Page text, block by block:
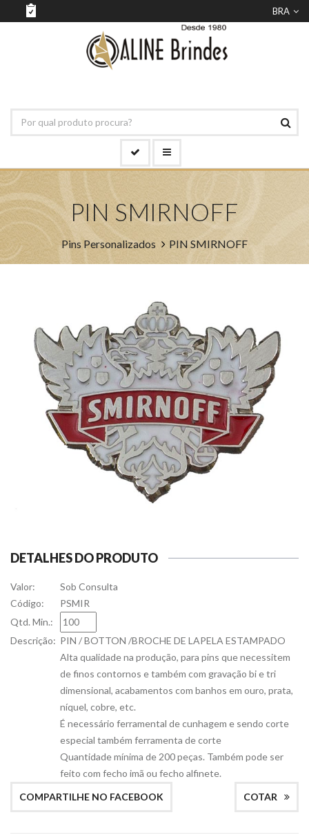
BRA
PIN SMIRNOFF
Pins Personalizados PIN SMIRNOFF
DETALHES DO PRODUTO
Valor:
Sob Consulta
Código:
PSMIR
Qtd. Min.:
Descrição: PIN / BOTTON /BROCHE DE LAPELA ESTAMPADO
Alta qualidade na produção, para pins que necessitem
de finos contornos e também com gravação bi e tri
dimensional, acabamentos com banhos em ouro, prata,
níquel, cobre, etc.
É necessário ferramental de cunhagem e sendo corte
especial também ferramenta de corte
Quantidade mínima de 200 peças. Também pode ser
feito com fecho imã ou fecho alfinete.
COTAR
COMPARTILHE NO FACEBOOK